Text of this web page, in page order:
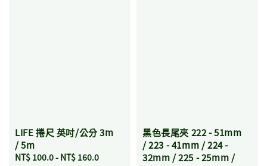
LIFE 捲尺 英吋/公分 3m
/ 5m
Regular
NT$ 100.0- NT$ 160.0
黑色長尾夾 222 - 51mm
/ 223 - 41mm / 224 -
32mm / 225 - 25mm /